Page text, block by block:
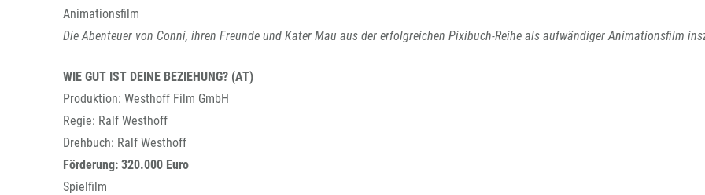
Animationsfilm
Die Abenteuer von Conni, ihren Freunde und Kater Mau aus der erfolgreichen Pixibuch-Reihe als aufwändiger Animationsfilm
WIE GUT IST DEINE BEZIEHUNG? (AT)
Produktion: Westhoff Film GmbH
Regie: Ralf Westhoff
Drehbuch: Ralf Westhoff
Förderung: 320.000 Euro
Spielfilm